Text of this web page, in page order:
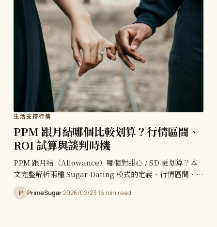
生活支持行情
PPM 跟月結哪個比較划算？行情區間、
ROI 試算與談判時機
PPM 跟月結（Allowance）哪個對甜心 / SD 更划算？本
文完整解析兩種 Sugar Dating 模式的定義、行情區間、成
本結構、適合階段、轉換時機 + 真實 ROI 試算 + 8 種談判
話術範例 + 風險控管原則 + 8 題 FAQ。新手到老手都該讀
P PrimeSugar·2026/02/23·16 min read